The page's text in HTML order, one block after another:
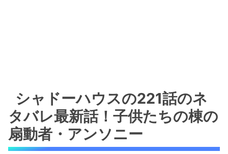
シャドーハウスの221話のネ
タバレ最新話！子供たちの棟の
扇動者・アンソニー